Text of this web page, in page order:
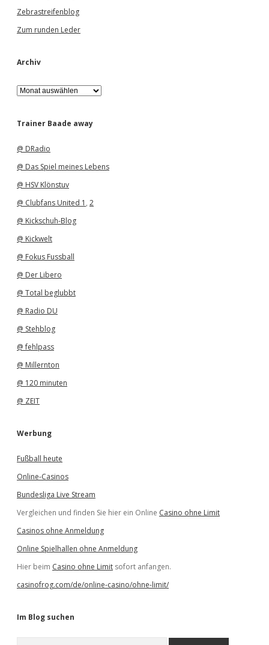
Zebrastreifenblog
Zum runden Leder
Archiv
A
r
h
Trainer Baade away
@ DRadio
@ Das Spiel meines Lebens
@ HSV Klönstuv
@ Clubfans United 1 , 2
@ Kickschuh-Blog
@ Kickwelt
@ Fokus Fussball
@ Der Libero
@ Total beglubbt
@ Radio DU
@ Stehblog
@ fehlpass
@ Millernton
@ 120 minuten
@ ZEIT
Werbung
Fußball heute
Online-Casinos
Bundesliga Live Stream
Vergleichen und finden Sie hier ein Online Casino ohne Limit
Casinos ohne Anmeldung
Online Spielhallen ohne Anmeldung
Hier beim Casino ohne Limit sofort anfangen.
casinofrog.com/de/online-casino/ohne-limit/
Im Blog suchen